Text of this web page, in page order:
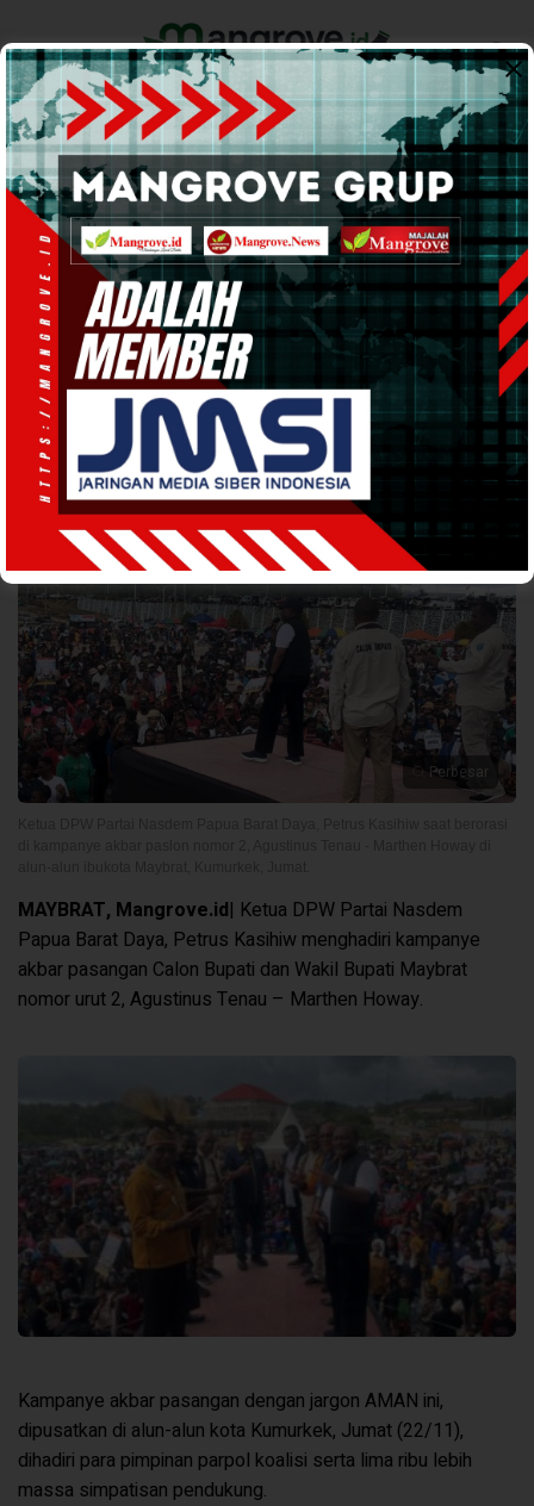
Home Pemerintahan Ekonomi & Bisnis Info Tanah Papua
Support by
POLITIK · 23 Nov 202409:39WIB·kurang dari 1 menit
Orasi di Kampanye Akbar Pasangan
AMAN, Kaka Pit Ajak Masyarakat Aifat
Raya Bersatu
Perbesar
MAYBRAT, Mangrove.id| Ketua DPW Partai Nasdem
Papua Barat Daya, Petrus Kasihiw menghadiri kampanye
akbar pasangan Calon Bupati dan Wakil Bupati Maybrat
nomor urut 2, Agustinus Tenau – Marthen Howay.
Kampanye akbar pasangan dengan jargon AMAN ini,
dipusatkan di alun-alun kota Kumurkek, Jumat (22/11),
dihadiri para pimpinan parpol koalisi serta lima ribu lebih
massa simpatisan pendukung.